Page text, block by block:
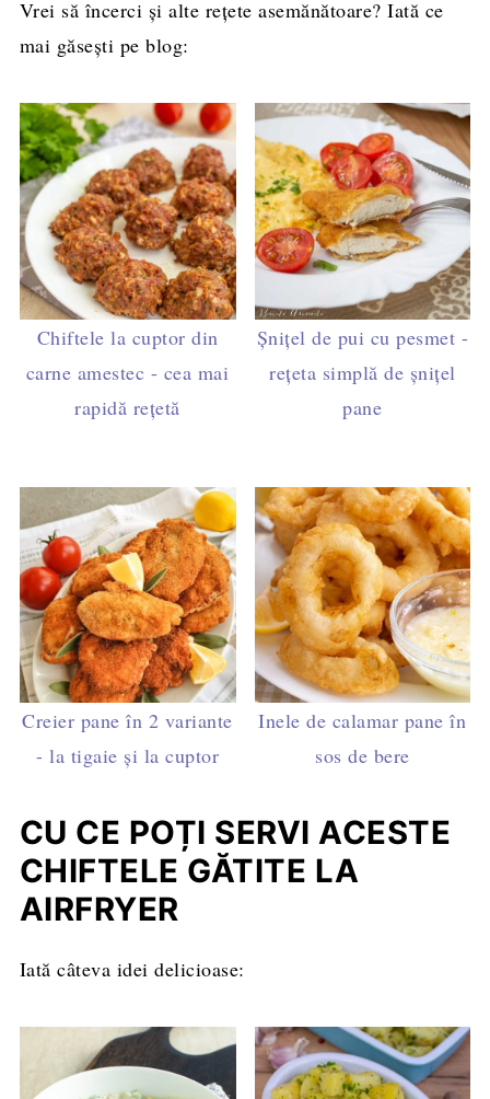
Vrei să încerci și alte rețete asemănătoare? Iată ce
mai găsești pe blog:
Chiftele la cuptor din
carne amestec - cea mai
rapidă rețetă
Șnițel de pui cu pesmet -
rețeta simplă de șnițel
pane
Creier pane în 2 variante
- la tigaie și la cuptor
Inele de calamar pane în
sos de bere
CU CE POȚI SERVI ACESTE
CHIFTELE GĂTITE LA
AIRFRYER
Iată câteva idei delicioase: